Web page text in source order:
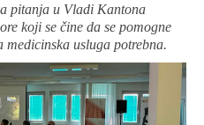
pitanja u Vladi Kantona
koji se čine da se pomogne
usluga potrebna.